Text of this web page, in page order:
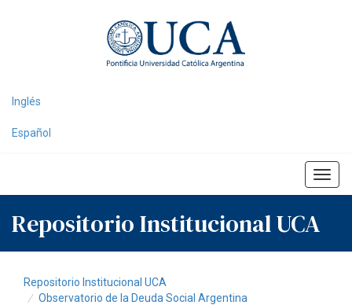
Inglés
Español
Repositorio Institucional UCA
Repositorio Institucional UCA
Observatorio de la Deuda Social Argentina